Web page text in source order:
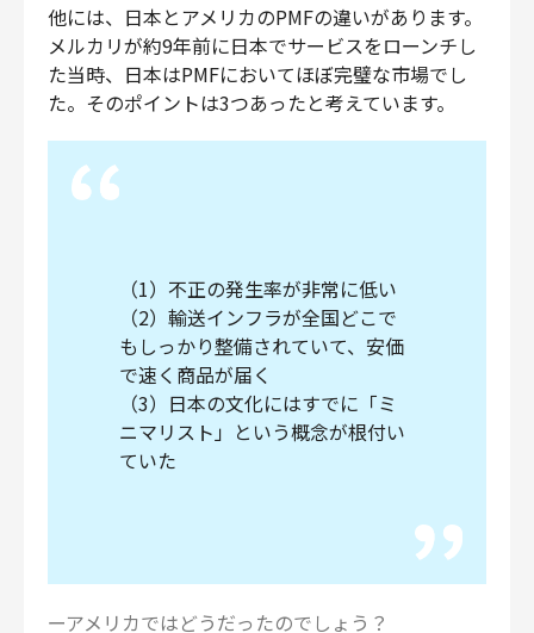
他には、日本とアメリカのPMFの違いがあります。
メルカリが約9年前に日本でサービスをローンチし
た当時、日本はPMFにおいてほぼ完璧な市場でし
た。そのポイントは3つあったと考えています。
（1）不正の発生率が非常に低い
（2）輸送インフラが全国どこで
もしっかり整備されていて、安価
で速く商品が届く
（3）日本の文化にはすでに「ミ
ニマリスト」という概念が根付い
ていた
ーアメリカではどうだったのでしょう？